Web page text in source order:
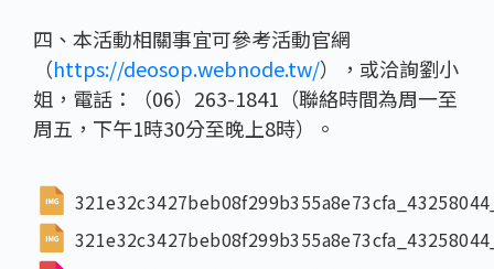
四、本活動相關事宜可參考活動官網
（https://deosop.webnode.tw/），或洽詢劉小
姐，電話：（06）263-1841（聯絡時間為周一至
周五，下午1時30分至晚上8時）。